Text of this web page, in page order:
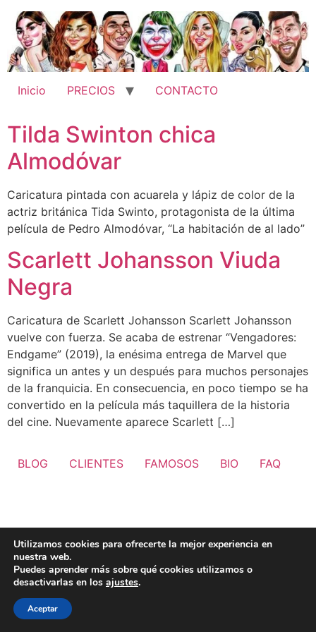
contenido
Inicio PRECIOS CONTACTO
Tilda Swinton chica
Almodóvar
Caricatura pintada con acuarela y lápiz de color de la
actriz británica Tida Swinto, protagonista de la última
película de Pedro Almodóvar, “La habitación de al lado”
Scarlett Johansson Viuda
Negra
Caricatura de Scarlett Johansson Scarlett Johansson
vuelve con fuerza. Se acaba de estrenar “Vengadores:
Endgame” (2019), la enésima entrega de Marvel que
significa un antes y un después para muchos personajes
de la franquicia. En consecuencia, en poco tiempo se ha
convertido en la película más taquillera de la historia
del cine. Nuevamente aparece Scarlett […]
BLOG CLIENTES FAMOSOS BIO FAQ
Utilizamos cookies para ofrecerte la mejor experiencia en
nuestra web.
Puedes aprender más sobre qué cookies utilizamos o
desactivarlas en los ajustes.
Aceptar